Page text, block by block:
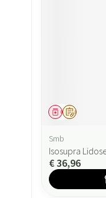
Op
Geneesmiddel
Smb
Isosupra
€ 36,96